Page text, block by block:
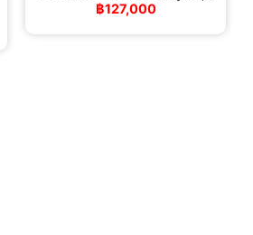
฿127,000